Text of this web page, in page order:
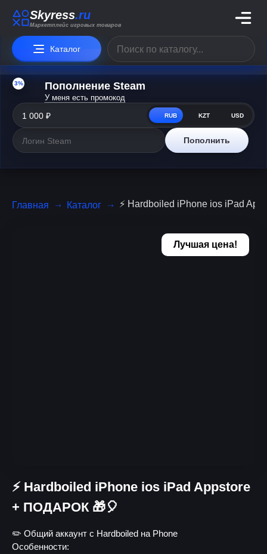
Skyress.ru
Маркетплейс игровых товаров
Каталог
3% Пополнение Steam
У меня есть промокод
RUB KZT USD
Пополнить
Главная Каталог ⚡️ Hardboiled iPhone ios iPad
Лучшая цена!
⚡️ Hardboiled iPhone ios iPad Appstore
+ ПОДАРОК 🎁🎈
✏️ Общий аккаунт с Hardboiled на Phone
Особенности: